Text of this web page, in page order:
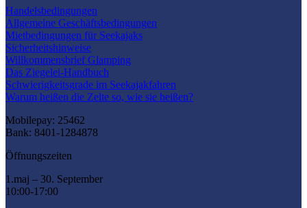
Handelsbedingungen
Allgemeine Geschäftsbedingungen
Mietbedingungen für Seekajaks
Sicherheitshinweise
Willkommensbrief Glamping
Das Ziegelei-Handbuch
Schwierigkeitsgrade im Seekajakfahren
Warum heißen die Zelte so, wie sie heißen?
Mobilepay: 25462
Bank: 8401-1284878
Öffnungszeiten
1.maj – 30. September
10:00-17:00